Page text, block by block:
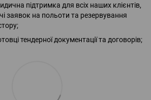
підтримка для всіх наших клієнтів,
заявок на польоти та резервування
тендерної документації та договорів;